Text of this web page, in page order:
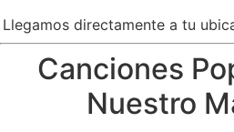
Llegamos directamente a tu
Canciones
Nuestro